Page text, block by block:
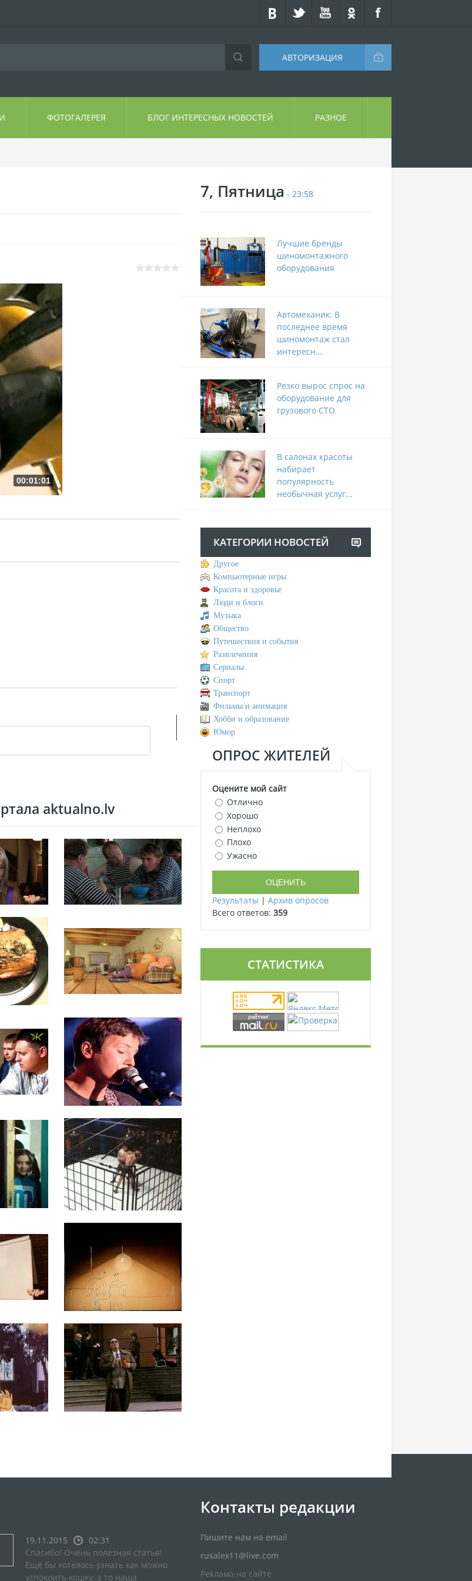
АВТОРИЗАЦИЯ
ФОТОГАЛЕРЕЯ БЛОГ ИНТЕРЕСНЫХ НОВОСТЕЙ РАЗНОЕ
00:01:01
aktualno.lv
7, Пятница - 23:58
Лучшие бренды
шиномонтажного
оборудования
Автомеханик: В
последнее время
шиномонтаж стал
интересн...
Резко вырос спрос на
оборудование для
грузового СТО
В салонах красоты
набирает
популярность
необычная услуг...
КАТЕГОРИИ НОВОСТЕЙ
Другое
Компьютерные игры
Красота и здоровье
Люди и блоги
Музыка
Общество
Путешествия и события
Развлечения
Сериалы
Спорт
Транспорт
Фильмы и анимация
Хобби и образование
Юмор
ОПРОС ЖИТЕЛЕЙ
Оцените мой сайт
Отлично
Хорошо
Неплохо
Плохо
Ужасно
Результаты | Архив опросов
Всего ответов: 359
СТАТИСТИКА
19.11.2015
02:31
Спасибо! Очень полезная статья!
Ещё бы хотелось узнать как можно
успокоить кошку, а то наша
Контакты редакции
Пишите нам на email
rusalex11@live.com
Реклама на сайте